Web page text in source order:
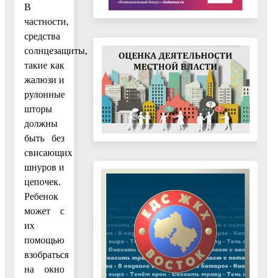
В
частности,
средства
солнцезащиты,
такие как
жалюзи и
рулонные
шторы
должны
быть без
свисающих
шнуров и
цепочек.
Ребенок
может с
их
помощью
взобраться
на окно